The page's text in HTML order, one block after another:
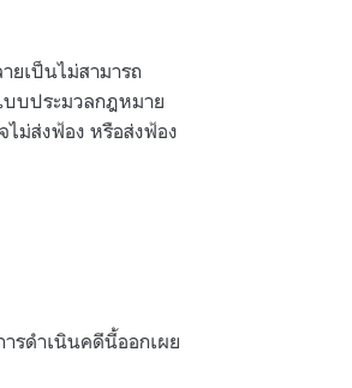
ยเป็นไม่สามารถ
บบประมวลกฎหมาย
ม่ส่งฟ้อง หรือส่งฟ้อง
รดำเนินคดีนี้ออกเผย